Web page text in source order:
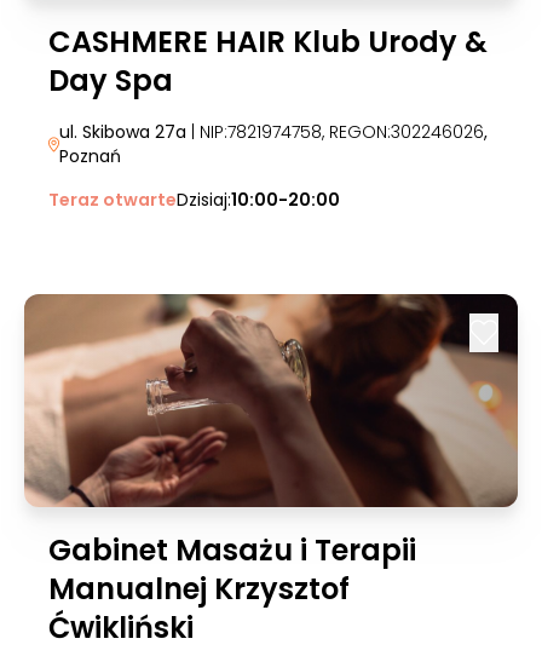
CASHMERE HAIR Klub Urody &
Day Spa
ul. Skibowa 27a | NIP:7821974758, REGON:302246026,
Poznań
Teraz otwarteDzisiaj:10:00-20:00
Gabinet Masażu i Terapii
Manualnej Krzysztof
Ćwikliński